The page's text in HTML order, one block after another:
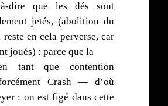
dire que les dés sont
jetés, (abolition du
reste en cela perverse, car
joués) : parce que la
tant que contention
Crash — d’où
: on est figé dans cette